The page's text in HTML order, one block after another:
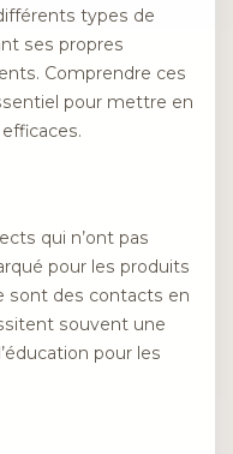
types de
ses propres
Comprendre ces
pour mettre en
qui n’ont pas
pour les produits
sont des contacts en
souvent une
pour les